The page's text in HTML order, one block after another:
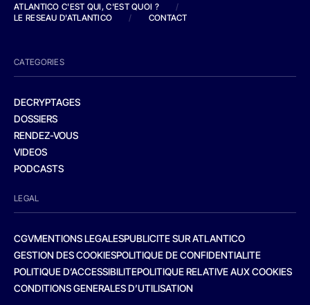
ATLANTICO C'EST QUI, C'EST QUOI ?
/
LE RESEAU D'ATLANTICO
/ CONTACT
CATEGORIES
DECRYPTAGES
DOSSIERS
RENDEZ-VOUS
VIDEOS
PODCASTS
LEGAL
CGVMENTIONS LEGALESPUBLICITE SUR ATLANTICO
GESTION DES COOKIESPOLITIQUE DE CONFIDENTIALITE
POLITIQUE D’ACCESSIBILITEPOLITIQUE RELATIVE AUX COOKIES
CONDITIONS GENERALES D’UTILISATION